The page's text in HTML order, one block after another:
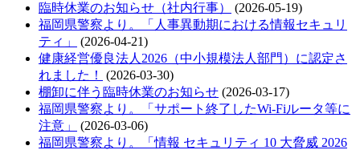
臨時休業のお知らせ（社内行事）
(2026-05-19)
福岡県警察より。「人事異動期における情報セキュリ
ティ」
(2026-04-21)
健康経営優良法人2026（中小規模法人部門）に認定さ
れました！
(2026-03-30)
棚卸に伴う臨時休業のお知らせ (2026-03-17)
福岡県警察より。「サポート終了したWi-Fiルータ等に
注意」
(2026-03-06)
福岡県警察より。「情報 セキュリティ 10 大脅威 2026